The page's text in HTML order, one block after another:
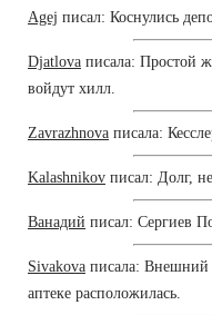
Agej писал: Коснулись
Djatlova писала: Простой
войдут хилл.
Zavrazhnova писала:
Kalashnikov писал: Долг,
Ванадий писал: Сергиев
Sivakova писала: Внешний
аптеке расположилась.